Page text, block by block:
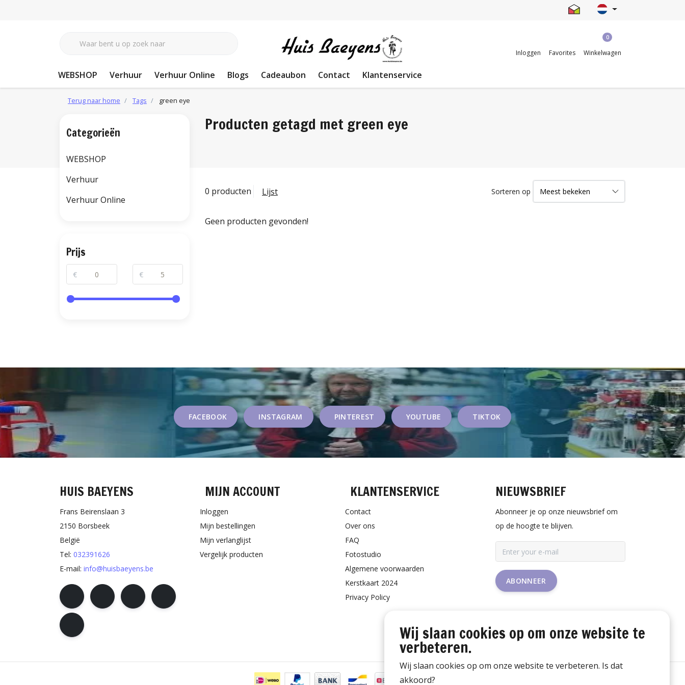
Inloggen Favorites
0
Winkelwagen
WEBSHOP Verhuur Verhuur Online Blogs Cadeaubon Contact Klantenservice
Terug naar home Tags green eye
Producten getagd met green eye
0 producten Lijst Sorteren op
Geen producten gevonden!
Categorieën
WEBSHOP
Verhuur
Verhuur Online
Prijs
€ €
FACEBOOK INSTAGRAM PINTEREST YOUTUBE TIKTOK
HUIS BAEYENS
Frans Beirenslaan 3
2150 Borsbeek
België
Tel: 032391626
E-mail: info@huisbaeyens.be
MIJN ACCOUNT
Inloggen
Mijn bestellingen
Mijn verlanglijst
Vergelijk producten
KLANTENSERVICE
Contact
Over ons
FAQ
Fotostudio
Algemene voorwaarden
Kerstkaart 2024
Privacy Policy
NIEUWSBRIEF
Abonneer je op onze nieuwsbrief om
op de hoogte te blijven.
ABONNEER
Wij slaan cookies op om onze website te
verbeteren.
Wij slaan cookies op om onze website te verbeteren. Is dat
akkoord?